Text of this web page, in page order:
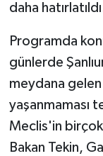
daha
Programda
günlerde
meydana gelen
yaşanmaması
Meclis'in birçok
Bakan Tekin,